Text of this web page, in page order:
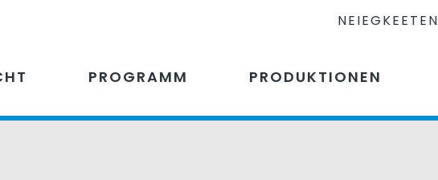
NEIEGKEETEN
PROGRAMM PRODUKTIONEN